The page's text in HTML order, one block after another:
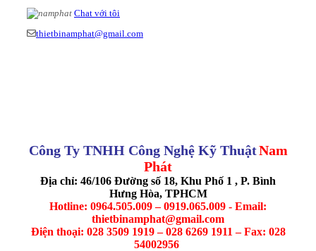
Chat với tôi
thietbinamphat@gmail.com
Công Ty TNHH Công Nghệ Kỹ ThuậtNam
Phát
Địa chỉ: 46/106 Đường số 18, Khu Phố 1 , P. Bình
Hưng Hòa, TPHCM
Hotline: 0964.505.009 – 0919.065.009 - Email:
thietbinamphat@gmail.com
Điện thoại: 028 3509 1919 – 028 6269 1911 – Fax: 028
54002956